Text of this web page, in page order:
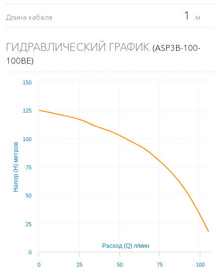
Длина кабеля 1 м
ГИДРАВЛИЧЕСКИЙ ГРАФИК (ASP3B-100-
100BE)
Расход (Q) л/мин
Напор (Н) метров
0 25 50 75 100
0
25
50
75
100
125
150